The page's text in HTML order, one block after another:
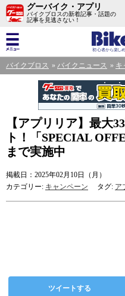
グーバイク・アプリ
バイクブロスの新着記事・話題の
記事を見逃さない！
バイクブロス バイクニュース キ
【アプリリア】最大
ト！「SPECIAL
まで実施中
掲載日：2025年02月10日（月）
カテゴリー: キャンペーン タグ: ア
ツイートする